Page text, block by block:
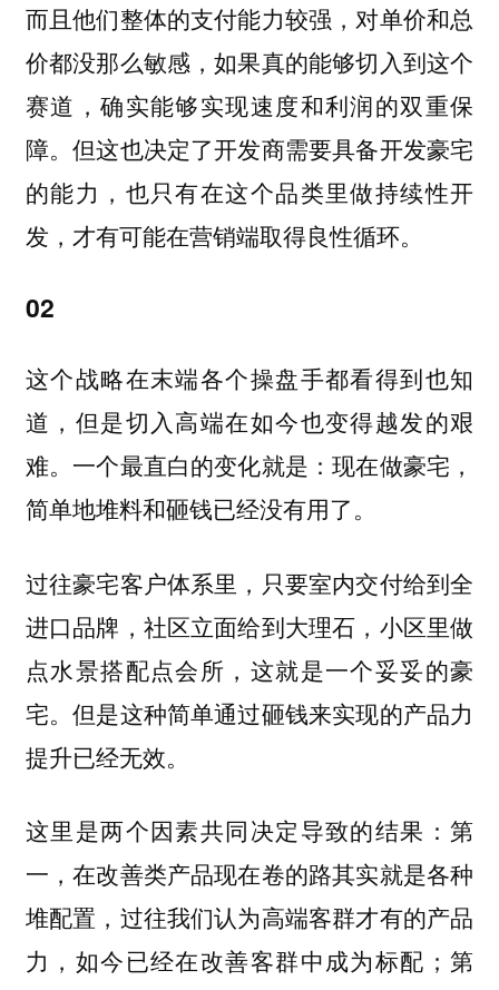
而且他们整体的支付能力较强，对单价和总
价都没那么敏感，如果真的能够切入到这个
赛道，确实能够实现速度和利润的双重保
障。但这也决定了开发商需要具备开发豪宅
的能力，也只有在这个品类里做持续性开
发，才有可能在营销端取得良性循环。
02
这个战略在末端各个操盘手都看得到也知
道，但是切入高端在如今也变得越发的艰
难。一个最直白的变化就是：现在做豪宅，
简单地堆料和砸钱已经没有用了。
过往豪宅客户体系里，只要室内交付给到全
进口品牌，社区立面给到大理石，小区里做
点水景搭配点会所，这就是一个妥妥的豪
宅。但是这种简单通过砸钱来实现的产品力
提升已经无效。
这里是两个因素共同决定导致的结果：第
一，在改善类产品现在卷的路其实就是各种
堆配置，过往我们认为高端客群才有的产品
力，如今已经在改善客群中成为标配；第